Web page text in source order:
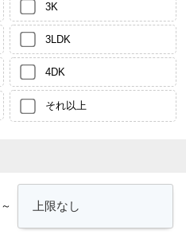
3K
3LDK
4DK
それ以上
～